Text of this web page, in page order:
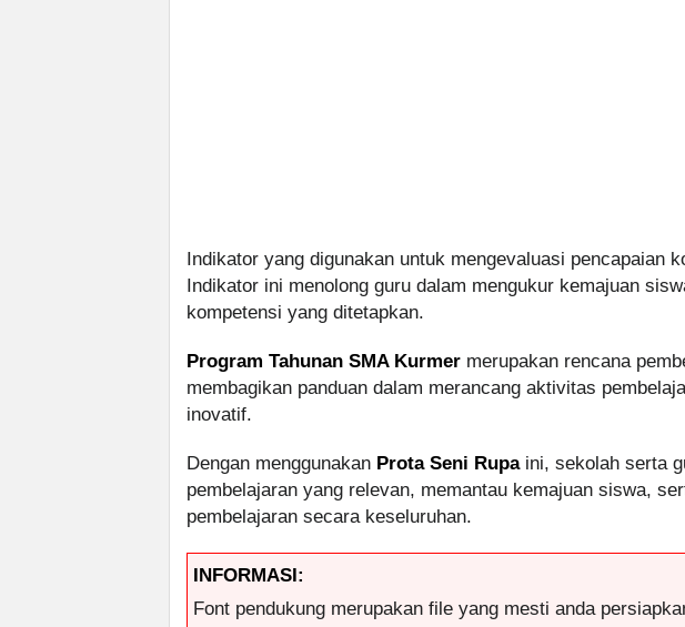
Indikator yang digunakan untuk mengevaluasi pencapaian
Indikator ini menolong guru dalam mengukur kemajuan
kompetensi yang ditetapkan.
Program Tahunan SMA Kurmer merupakan rencana
membagikan panduan dalam merancang aktivitas
inovatif.
Dengan menggunakan Prota Seni Rupaini, sekolah serta
pembelajaran yang relevan, memantau kemajuan siswa,
pembelajaran secara keseluruhan.
INFORMASI:
Font pendukung merupakan file yang mesti anda